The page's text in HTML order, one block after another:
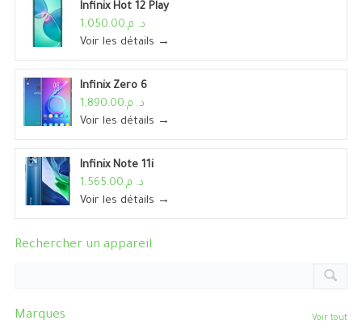
Infinix Hot 12 Play
د. م.1,050.00
Voir les détails →
Infinix Zero 6
د. م.1,890.00
Voir les détails →
Infinix Note 11i
د. م.1,565.00
Voir les détails →
Rechercher un appareil
Marques Voir tout